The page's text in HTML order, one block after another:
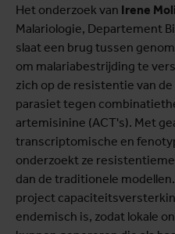
Het onderzoek van Irene
Malariologie, Departement
slaat een brug tussen
om malariabestrijding te
zich op de resistentie van de
parasiet tegen
artemisinine (ACT's). Met
transcriptomische en
onderzoekt ze
dan de traditionele
project
endemisch is, zodat lokale